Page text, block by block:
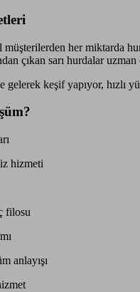
her miktarda
çıkan sarı hurdalar
gelerek keşif yapıyor, hızlı
hizmeti
filosu
anlayışı